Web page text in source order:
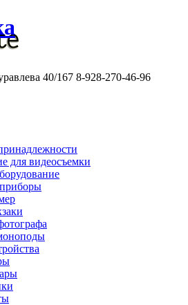
40/167 8-928-270-46-96
для видеосъемки